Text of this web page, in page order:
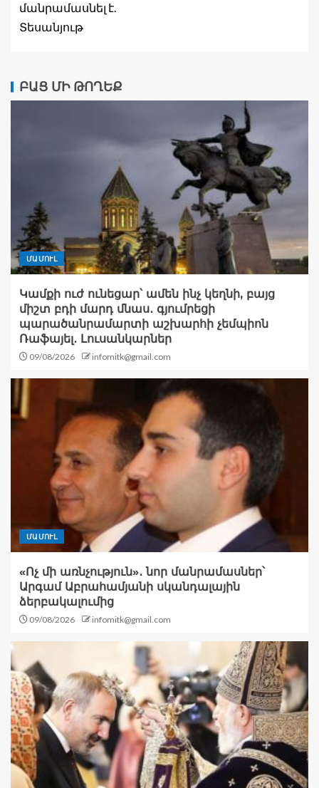
մանրամասնել է.
Տեսանյութ
ԲԱՑ ՄԻ ԹՈՂԵՔ
ՄԱՄՈՒԼ
Կամքի ուժ ունեցար՝ ամեն ինչ կեղնի, բայց
միշտ բդի մարդ մնաս․ գյումրեցի
պարածանրամարտի աշխարհի չեմպիոն
Ռաֆայել․ Լուսանկարներ
09/08/2026 infomitk@gmail.com
ՄԱՄՈՒԼ
«Ոչ մի առնչություն»․ նոր մանրամասներ՝
Արգամ Աբրահամյանի սկանդալային
ձերբակալումից
09/08/2026 infomitk@gmail.com